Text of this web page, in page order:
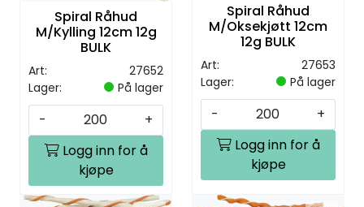
Spiral Råhud
M/Kylling 12cm 12g
BULK
Art:
27652
Lager:
På lager
-
+
Logg inn for å
kjøpe
Spiral Råhud
M/Oksekjøtt 12cm
12g BULK
Art:
27653
Lager:
På lager
-
+
Logg inn for å
kjøpe